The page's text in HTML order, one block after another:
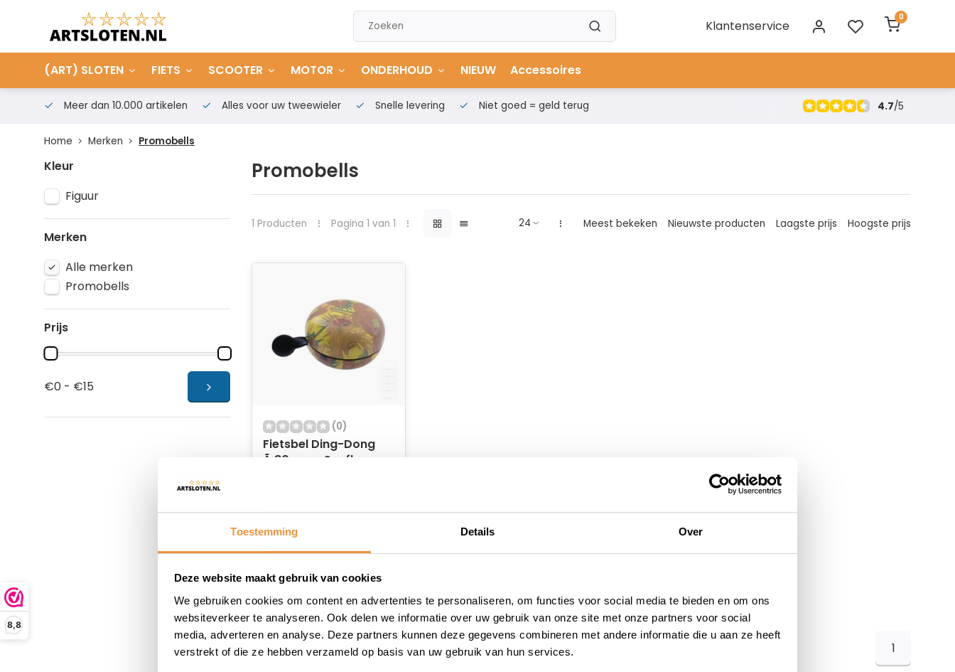
Toestemming Details Over
Deze website maakt gebruik van cookies
We gebruiken cookies om content en advertenties te personaliseren, om functies voor social media te bieden en om ons
websiteverkeer te analyseren. Ook delen we informatie over uw gebruik van onze site met onze partners voor social
media, adverteren en analyse. Deze partners kunnen deze gegevens combineren met andere informatie die u aan ze heeft
verstrekt of die ze hebben verzameld op basis van uw gebruik van hun services.
8,8
Klantenservice
0
(ART) SLOTEN FIETS SCOOTER MOTOR ONDERHOUD NIEUW Accessoires
Meer dan 10.000 artikelen Alles voor uw tweewieler Snelle levering Niet goed = geld terug 4.7/5
Home Merken Promobells
Kleur
Figuur
Merken
Alle merken
Promobells
Prijs
€0 - €15
Promobells
1 Producten Pagina 1 van 1 Meest bekeken Nieuwste producten Laagste prijs Hoogste prijs
(0)
Fietsbel Ding-Dong
Ã¸80mm - Sunflowers
10,95
1